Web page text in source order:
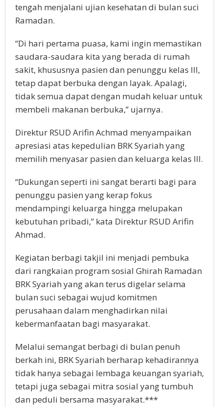
tengah menjalani ujian kesehatan di bulan suci
Ramadan.
“Di hari pertama puasa, kami ingin memastikan
saudara-saudara kita yang berada di rumah
sakit, khususnya pasien dan penunggu kelas III,
tetap dapat berbuka dengan layak. Apalagi,
tidak semua dapat dengan mudah keluar untuk
membeli makanan berbuka,” ujarnya.
Direktur RSUD Arifin Achmad menyampaikan
apresiasi atas kepedulian BRK Syariah yang
memilih menyasar pasien dan keluarga kelas III.
“Dukungan seperti ini sangat berarti bagi para
penunggu pasien yang kerap fokus
mendampingi keluarga hingga melupakan
kebutuhan pribadi,” kata Direktur RSUD Arifin
Ahmad.
Kegiatan berbagi takjil ini menjadi pembuka
dari rangkaian program sosial Ghirah Ramadan
BRK Syariah yang akan terus digelar selama
bulan suci sebagai wujud komitmen
perusahaan dalam menghadirkan nilai
kebermanfaatan bagi masyarakat.
Melalui semangat berbagi di bulan penuh
berkah ini, BRK Syariah berharap kehadirannya
tidak hanya sebagai lembaga keuangan syariah,
tetapi juga sebagai mitra sosial yang tumbuh
dan peduli bersama masyarakat.***